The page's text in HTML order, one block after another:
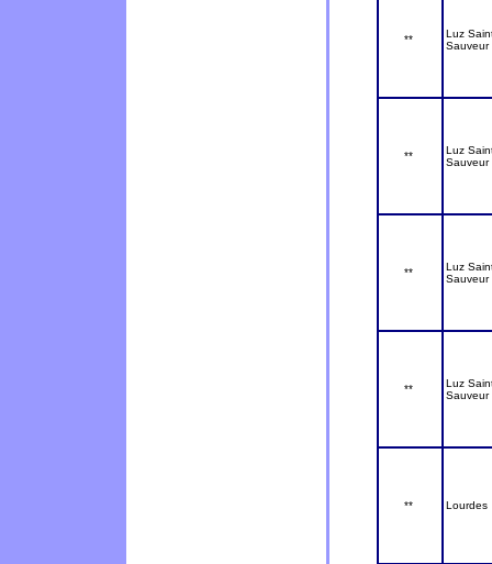
**
Luz
Sauveur
**
Luz
Sauveur
**
Luz
Sauveur
**
Luz
Sauveur
** Lourdes